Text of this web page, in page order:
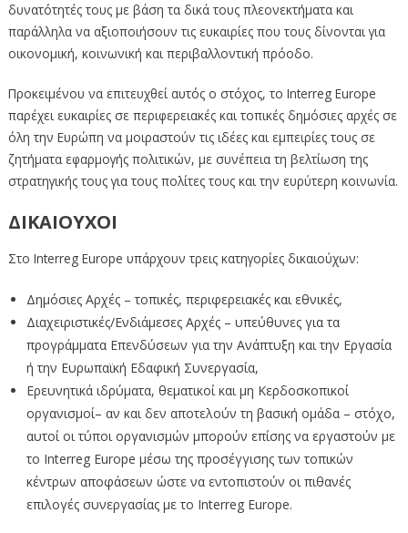
δυνατότητές τους με βάση τα δικά τους πλεονεκτήματα και
παράλληλα να αξιοποιήσουν τις ευκαιρίες που τους δίνονται για
οικονομική, κοινωνική και περιβαλλοντική πρόοδο.
Προκειμένου να επιτευχθεί αυτός ο στόχος, το Interreg Europe
παρέχει ευκαιρίες σε περιφερειακές και τοπικές δημόσιες αρχές σε
όλη την Ευρώπη να μοιραστούν τις ιδέες και εμπειρίες τους σε
ζητήματα εφαρμογής πολιτικών, με συνέπεια τη βελτίωση της
στρατηγικής τους για τους πολίτες τους και την ευρύτερη κοινωνία.
ΔΙΚΑΙΟΥΧΟΙ
Στο Interreg Europe υπάρχουν τρεις κατηγορίες δικαιούχων:
Δημόσιες Αρχές – τοπικές, περιφερειακές και εθνικές,
Διαχειριστικές/Ενδιάμεσες Αρχές – υπεύθυνες για τα
προγράμματα Επενδύσεων για την Ανάπτυξη και την Εργασία
ή την Ευρωπαϊκή Εδαφική Συνεργασία,
Ερευνητικά ιδρύματα, θεματικοί και μη Κερδοσκοπικοί
οργανισμοί– αν και δεν αποτελούν τη βασική ομάδα – στόχο,
αυτοί οι τύποι οργανισμών μπορούν επίσης να εργαστούν με
το Interreg Europe μέσω της προσέγγισης των τοπικών
κέντρων αποφάσεων ώστε να εντοπιστούν οι πιθανές
επιλογές συνεργασίας με το Interreg Europe.